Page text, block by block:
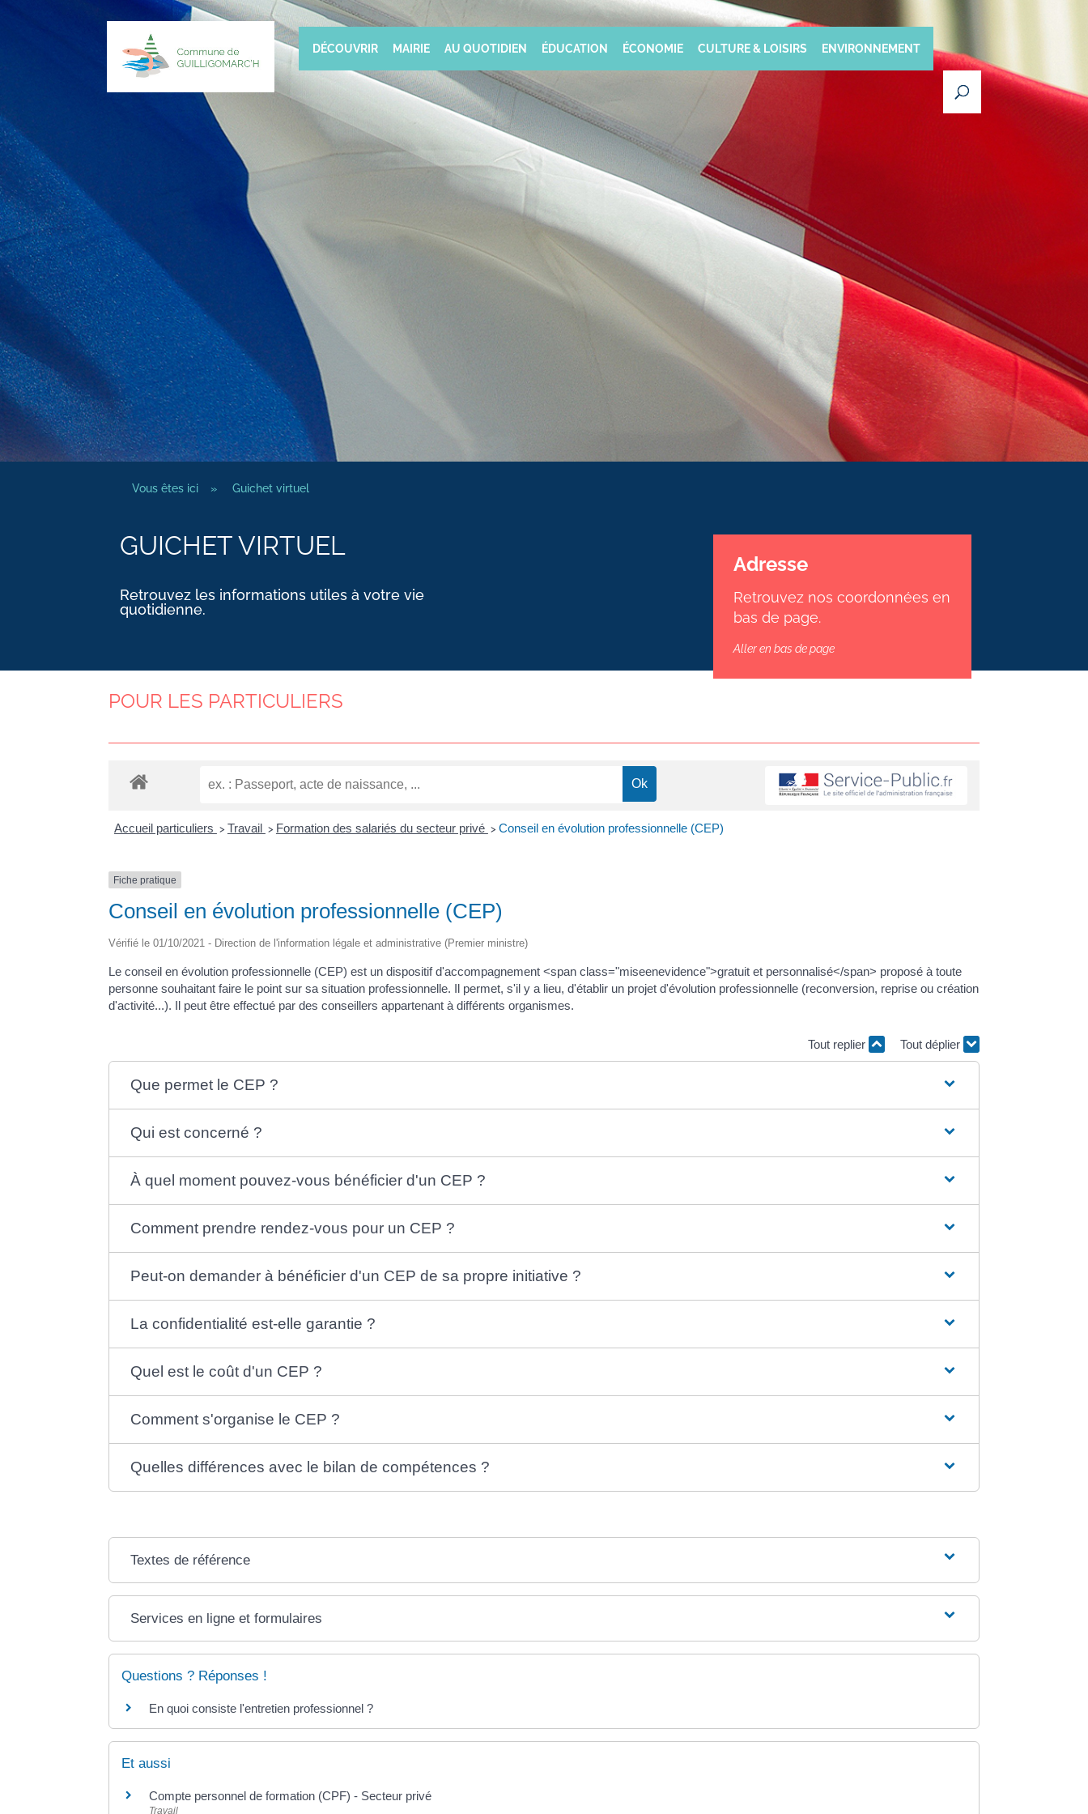
DÉCOUVRIR MAIRIE AU QUOTIDIEN ÉDUCATION ÉCONOMIE CULTURE & LOISIRS ENVIRONNEMENT
Vous êtes ici » Guichet virtuel
GUICHET VIRTUEL
Retrouvez les informations utiles à votre vie
quotidienne.
Adresse
Retrouvez nos coordonnées en
bas de page.
Aller en bas de page
POUR LES PARTICULIERS
Accueil particuliers > Travail > Formation des salariés du secteur privé > Conseil en évolution professionnelle (CEP)
Fiche pratique
Conseil en évolution professionnelle (CEP)
Vérifié le 01/10/2021 - Direction de l'information légale et administrative (Premier ministre)
Le conseil en évolution professionnelle (CEP) est un dispositif d'accompagnement <span class="miseenevidence">gratuit et personnalisé</span> proposé à toute
personne souhaitant faire le point sur sa situation professionnelle. Il permet, s'il y a lieu, d'établir un projet d'évolution professionnelle (reconversion, reprise ou création
d'activité...). Il peut être effectué par des conseillers appartenant à différents organismes.
Tout replier Tout déplier
Que permet le CEP ?
Qui est concerné ?
À quel moment pouvez-vous bénéficier d'un CEP ?
Comment prendre rendez-vous pour un CEP ?
Peut-on demander à bénéficier d'un CEP de sa propre initiative ?
La confidentialité est-elle garantie ?
Quel est le coût d'un CEP ?
Comment s'organise le CEP ?
Quelles différences avec le bilan de compétences ?
Textes de référence
Services en ligne et formulaires
Questions ? Réponses !
En quoi consiste l'entretien professionnel ?
Et aussi
Compte personnel de formation (CPF) - Secteur privé
Travail